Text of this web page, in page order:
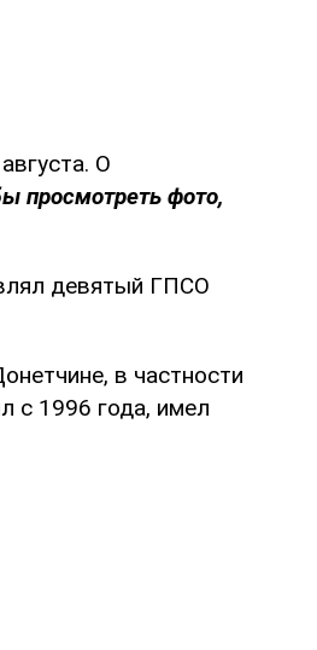
О
просмотреть фото,
девятый ГПСО
в частности
с 1996 года, имел